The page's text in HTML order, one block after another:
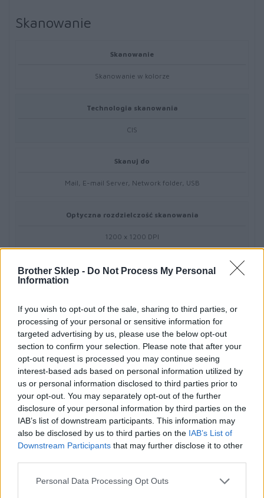
Brother Sklep - Do Not Process My Personal
Information
If you wish to opt-out of the sale, sharing to third parties, or
processing of your personal or sensitive information for
targeted advertising by us, please use the below opt-out
section to confirm your selection. Please note that after your
opt-out request is processed you may continue seeing
interest-based ads based on personal information utilized by
us or personal information disclosed to third parties prior to
your opt-out. You may separately opt-out of the further
disclosure of your personal information by third parties on the
IAB’s list of downstream participants. This information may
also be disclosed by us to third parties on the IAB’s List of
Downstream Participants that may further disclose it to other
Personal Data Processing Opt Outs
Skanowanie
Skanowanie
Skanowanie w kolorze
Technologia skanowania
CIS
Skanuj do
Mail, E-mail Server, Network folder, USB
Optyczna rozdzielczość skanowania
1200 x 1200 DPI
Podwójne skanowanie
Konstrukcja
Kolor produktu
Biały
Pozycjonowanie na rynku